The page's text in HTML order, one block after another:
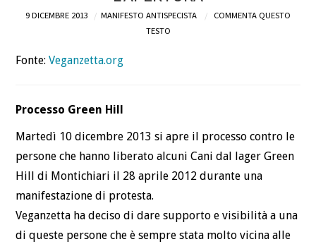
CONTATTI
9 DICEMBRE 2013 MANIFESTO ANTISPECISTA
COMMENTA QUESTO
TESTO
Fonte:Veganzetta.org
Processo Green Hill
Martedì 10 dicembre 2013 si apre il processo contro le
persone che hanno liberato alcuni Cani dal lager Green
Hill di Montichiari il 28 aprile 2012 durante una
manifestazione di protesta.
Veganzetta ha deciso di dare supporto e visibilità a una
di queste persone che è sempre stata molto vicina alle